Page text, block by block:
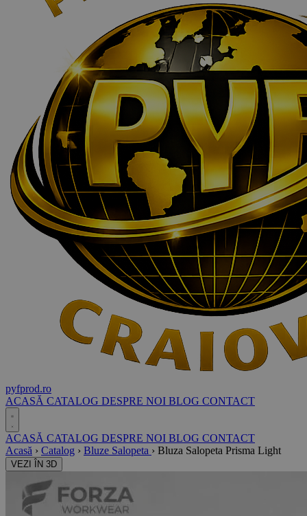
pyfprod.ro
ACASĂ CATALOG DESPRE NOI BLOG CONTACT
ACASĂ CATALOG DESPRE NOI BLOG CONTACT
Acasă › Catalog › Bluze Salopeta › Bluza Salopeta Prisma Light
VEZI ÎN 3D